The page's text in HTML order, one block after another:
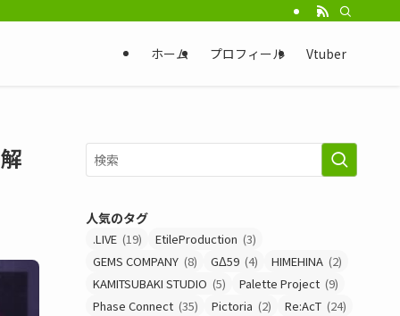
ホーム プロフィール Vtuber
人気のタグ
.LIVE (19) EtileProduction (3)
GEMS COMPANY (8) GΔ59 (4) HIMEHINA (2)
KAMITSUBAKI STUDIO (5) Palette Project (9)
Phase Connect (35) Pictoria (2) Re:AcT (24)